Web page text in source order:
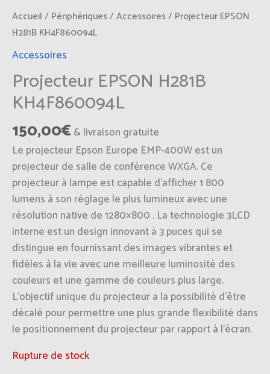
Accueil / Périphériques/ Accessoires/ Projecteur EPSON
H281B KH4F860094L
Accessoires
Projecteur EPSON H281B
KH4F860094L
150,00€& livraison gratuite
Le projecteur Epson Europe EMP-400W est un
projecteur de salle de conférence WXGA. Ce
projecteur à lampe est capable d’afficher 1 800
lumens à son réglage le plus lumineux avec une
résolution native de 1280×800 . La technologie 3LCD
interne est un design innovant à 3 puces qui se
distingue en fournissant des images vibrantes et
fidèles à la vie avec une meilleure luminosité des
couleurs et une gamme de couleurs plus large.
L’objectif unique du projecteur a la possibilité d’être
décalé pour permettre une plus grande flexibilité dans
le positionnement du projecteur par rapport à l’écran.
Rupture de stock